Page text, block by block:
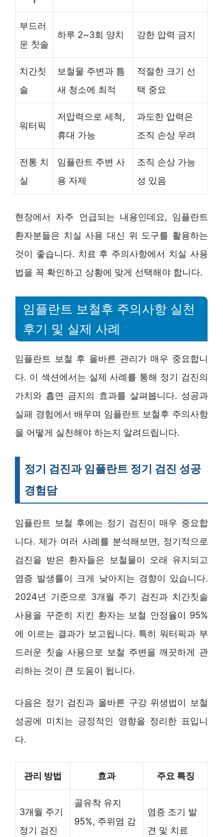
부드러
운 칫솔
하루 2~3회 양치 강한 압력 금지
치간칫
솔
보철물 주변과 틈
새 청소에 최적
적절한 크기 선
택 중요
워터픽
저압력으로 세척,
휴대 가능
과도한 압력은
조직 손상 우려
전통 치
실
임플란트 주변 사
용 자제
조직 손상 가능
성 있음
현장에서 자주 언급되는 내용인데요, 임플란트
환자분들은 치실 사용 대신 위 도구를 활용하는
것이 좋습니다. 치료 후 주의사항에서 치실 사용
법을 꼭 확인하고 상황에 맞게 선택해야 합니다.
임플란트 보철후 주의사항 실천
후기 및 실제 사례
임플란트 보철 후 올바른 관리가 매우 중요합니
다. 이 섹션에서는 실제 사례를 통해 정기 검진의
가치와 흡연 금지의 효과를 살펴봅니다. 성공과
실패 경험에서 배우며 임플란트 보철후 주의사항
을 어떻게 실천해야 하는지 알려드립니다.
정기 검진과 임플란트 정기 검진 성공
경험담
임플란트 보철 후에는 정기 검진이 매우 중요합
니다. 제가 여러 사례를 분석해보면, 정기적으로
검진을 받은 환자들은 보철물이 오래 유지되고
염증 발생률이 크게 낮아지는 경향이 있습니다.
2024년 기준으로 3개월 주기 검진과 치간칫솔
사용을 꾸준히 지킨 환자는 보철 안정율이 95%
에 이르는 결과가 보고됩니다. 특히 워터픽과 부
드러운 칫솔 사용으로 보철 주변을 깨끗하게 관
리하는 것이 큰 도움이 됩니다.
다음은 정기 검진과 올바른 구강 위생법이 보철
성공에 미치는 긍정적인 영향을 정리한 표입니
다.
관리 방법 효과 주요 특징
3개월 주기
정기 검진
골유착 유지
95%, 주위염 감
염증 조기 발
견 및 치료